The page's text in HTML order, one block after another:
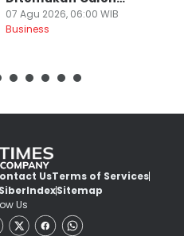
Pembeli
07 Agu 2026, 06:00 WIB
Business
UsTerms of Services
IndexSitemap
Us